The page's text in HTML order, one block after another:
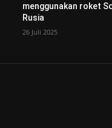
menggunakan roket
Rusia
26 Juli 2025